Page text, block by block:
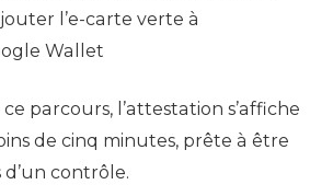
l’e-carte verte à
Wallet
parcours, l’attestation s’affiche
de cinq minutes, prête à être
contrôle.